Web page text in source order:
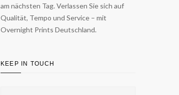
am nächsten Tag. Verlassen Sie sich auf
Qualität, Tempo und Service – mit
Overnight Prints Deutschland.
KEEP IN TOUCH